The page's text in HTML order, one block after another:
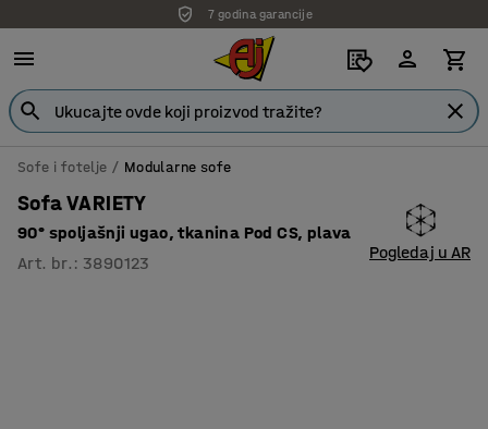
7 godina garancije
Sofe i fotelje Modularne sofe
Sofa VARIETY
90° spoljašnji ugao, tkanina Pod CS, plava
Art. br. : 3890123
Pogledaj u AR